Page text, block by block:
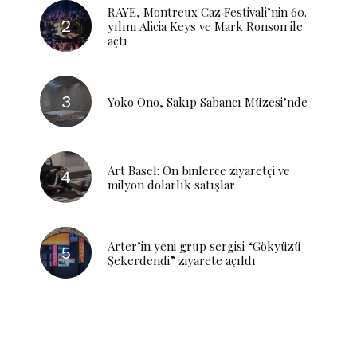
RAYE, Montreux Caz Festivali’nin 60.
yılını Alicia Keys ve Mark Ronson ile
açtı
Yoko Ono, Sakıp Sabancı Müzesi’nde
Art Basel: On binlerce ziyaretçi ve
milyon dolarlık satışlar
Arter’in yeni grup sergisi “Gökyüzü
Şekerdendi” ziyarete açıldı